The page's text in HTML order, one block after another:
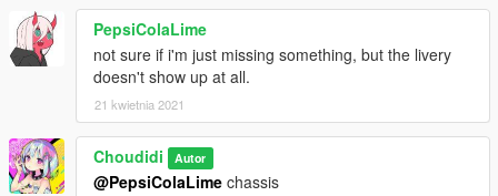
PepsiColaLime
not sure if i'm just missing something, but the livery
doesn't show up at all.
21 kwietnia 2021
Choudidi Autor
@PepsiColaLime chassis